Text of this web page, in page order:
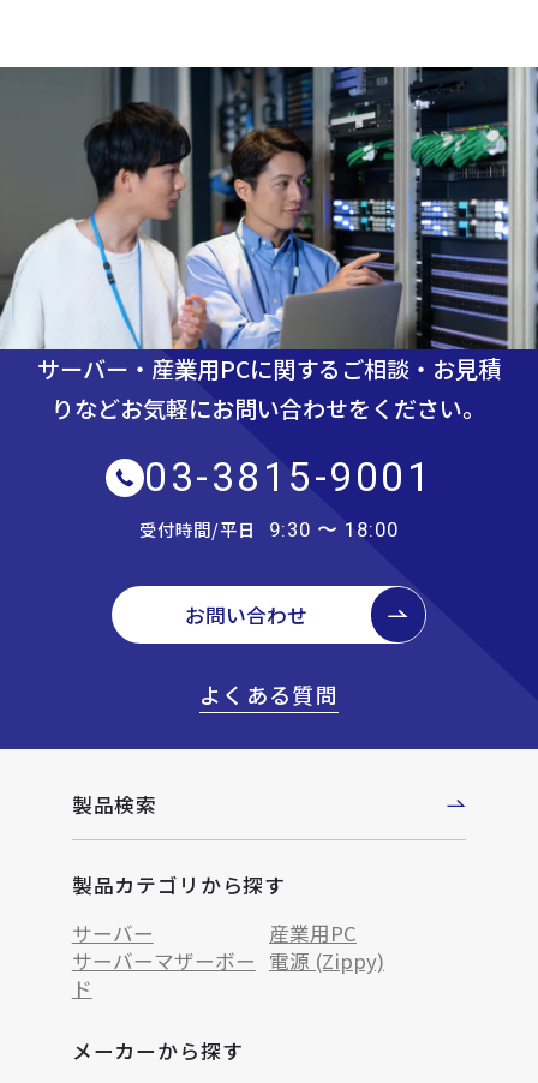
サーバー・産業用PCに関するご相談・お見積
りなどお気軽にお問い合わせをください。
03-3815-9001
受付時間/平日 9:30 〜 18:00
お問い合わせ
よくある質問
製品検索
製品カテゴリから探す
サーバー
産業用PC
サーバーマザーボー
ド
電源 (Zippy)
メーカーから探す